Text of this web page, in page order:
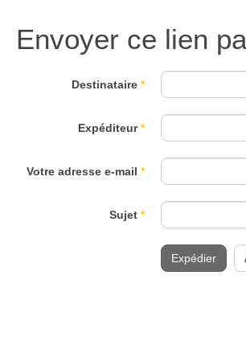
Envoyer ce lien
Destinataire *
Expéditeur*
Votre adresse e-mail *
Sujet *
Expédier